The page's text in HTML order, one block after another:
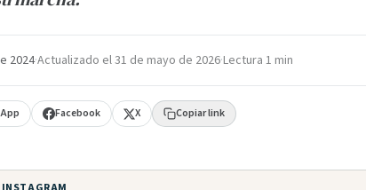
2024·Actualizado el31 de mayo de 2026·Lectura 1 min
Facebook X Copiar link